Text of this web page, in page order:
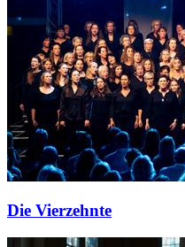
Die Vierzehnte